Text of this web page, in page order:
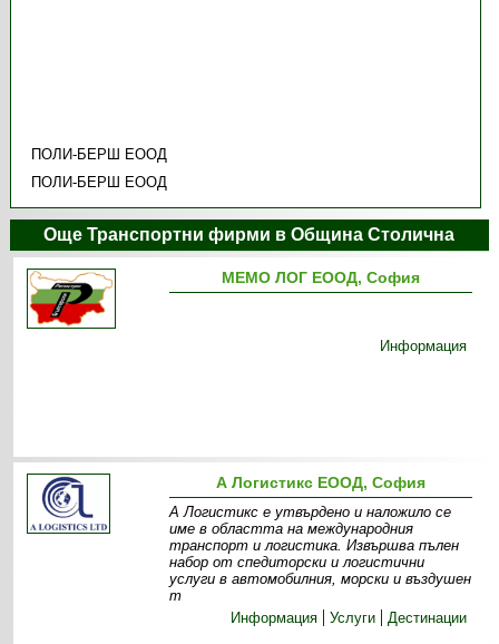
ПОЛИ-БЕРШ ЕООД
ПОЛИ-БЕРШ ЕООД
Още Транспортни фирми в Община Столична
МЕМО ЛОГ ЕООД, София
Информация
А Логистикс ЕООД, София
А Логистикс е утвърдено и наложило се
име в областта на международния
транспорт и логистика. Извършва пълен
набор от спедиторски и логистични
услуги в автомобилния, морски и въздушен
т
Информация
Услуги Дестинации